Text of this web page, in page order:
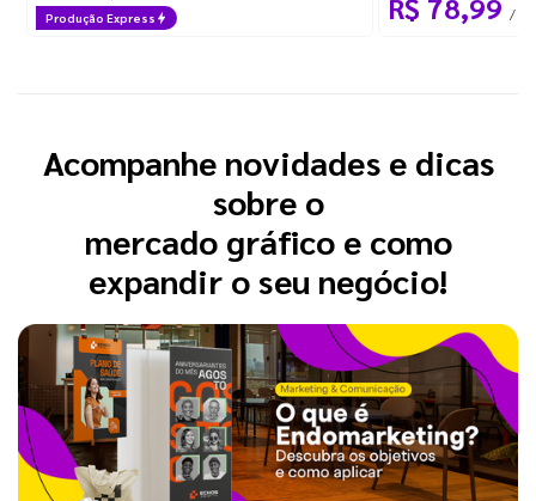
Produção Express /
Acompanhe novidades e dicas
sobre o
mercado gráfico e como
expandir o seu negócio!